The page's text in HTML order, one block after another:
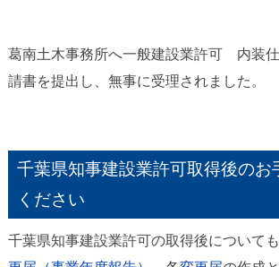
葛南土木事務所へ一般建設業許可 内装
請書を提出し、無事に受理されました。
千葉県知事建設業許可取得後のお
ください
千葉県知事建設業許可の取得後について